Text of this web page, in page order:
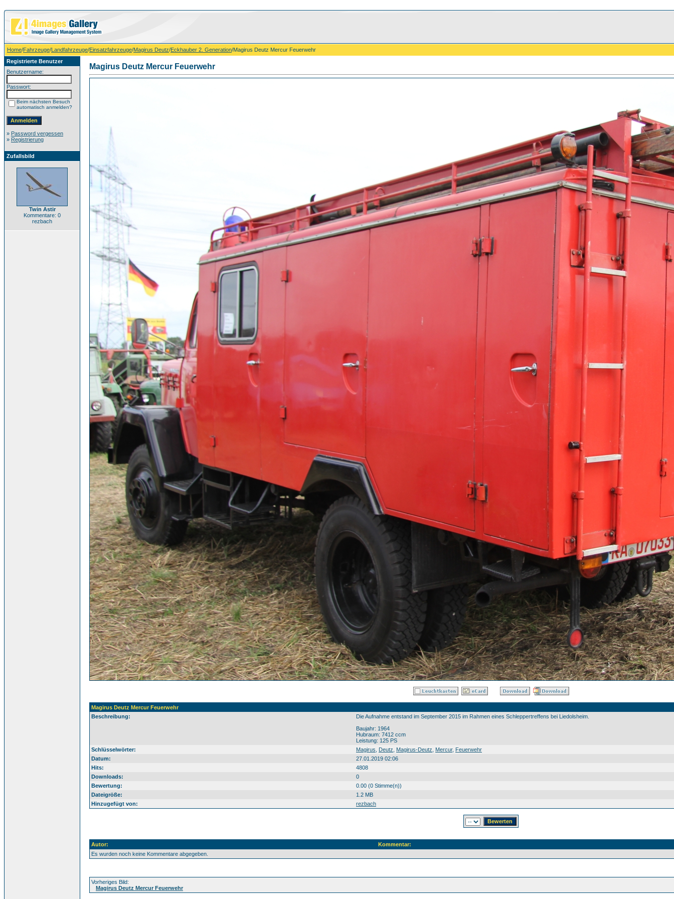
Home/Fahrzeuge/Landfahrzeuge/Einsatzfahrzeuge/Magirus Deutz/Eckhauber 2. Generation/Magirus Deutz Mercur Feuerwehr
Registrierte Benutzer
Benutzername:
Passwort:
Beim nächsten Besuch
automatisch anmelden?
» Password vergessen
» Registrierung
Zufallsbild
Twin Astir
Kommentare: 0
rezbach
Magirus Deutz Mercur Feuerwehr
Magirus Deutz Mercur Feuerwehr
Beschreibung:
Die Aufnahme entstand im September 2015 im Rahmen eines Schleppertreffens bei Liedolsheim.
Baujahr: 1964
Hubraum: 7412 ccm
Leistung: 125 PS
Schlüsselwörter:
Magirus Deutz Magirus-Deutz Mercur, Feuerwehr
Datum:
27.01.2019 02:06
Hits:
4808
Downloads:
0
Bewertung:
0.00 (0 Stimme(n))
Dateigröße:
1.2 MB
Hinzugefügt von:
rezbach
Autor:
Kommentar:
Es wurden noch keine Kommentare abgegeben.
Vorheriges Bild:
Magirus Deutz Mercur Feuerwehr